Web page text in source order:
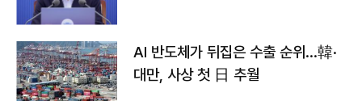
AI 반도체가 뒤집은 수출 순위…韓·
대만, 사상 첫 日 추월